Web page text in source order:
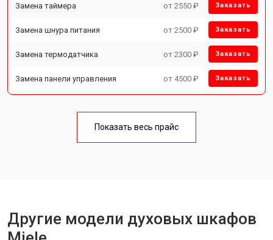
Замена таймера от 2550 ₽ Заказать
Замена шнура питания от 2500 ₽ Заказать
Замена термодатчика от 2300 ₽ Заказать
Замена панели управления от 4500 ₽ Заказать
Показать весь прайс
Другие модели духовых шкафов